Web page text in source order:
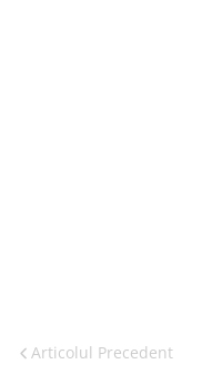
Articolul Precedent